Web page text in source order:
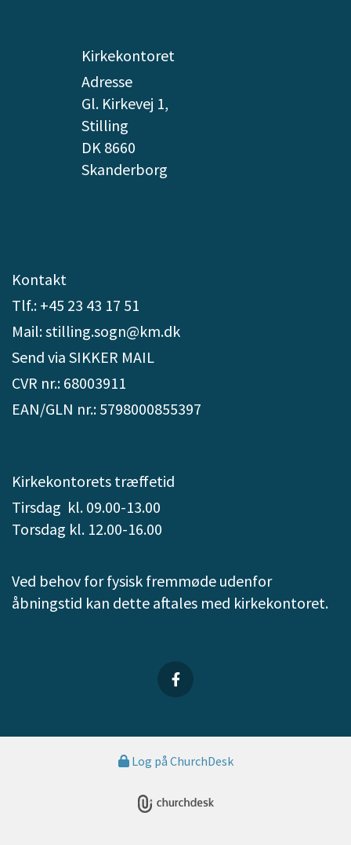
Kirkekontoret
Adresse
Gl. Kirkevej 1,
Stilling
DK 8660
Skanderborg
Kontakt
Tlf.: +45 23 43 17 51
Mail: stilling.sogn@km.dk
Send via SIKKER MAIL
CVR nr.: 68003911
EAN/GLN nr.: 5798000855397
Kirkekontorets træffetid
Tirsdag kl. 09.00-13.00
Torsdag kl. 12.00-16.00
Ved behov for fysisk fremmøde udenfor
åbningstid kan dette aftales med kirkekontoret.
Log på ChurchDesk